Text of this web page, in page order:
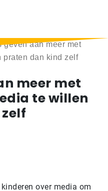
geven aan meer met
praten dan kind zelf
meer met
te willen
over media om